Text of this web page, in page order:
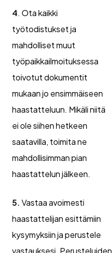
4. Ota kaikki
työtodistukset ja
mahdolliset muut
työpaikkailmoituksessa
toivotut dokumentit
mukaan jo ensimmäiseen
haastatteluun. Mikäli niitä
ei ole siihen hetkeen
saatavilla, toimita ne
mahdollisimman pian
haastattelun jälkeen.
5. Vastaa avoimesti
haastattelijan esittämiin
kysymyksiin ja perustele
vastauksesi. Perusteluiden